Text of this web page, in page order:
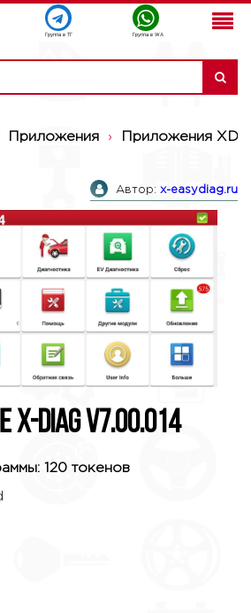
Группа в ТГ Группа в WA
Приложения › Приложения
Автор: x-easydiag.ru
DIAG V7.00.014
120 токенов